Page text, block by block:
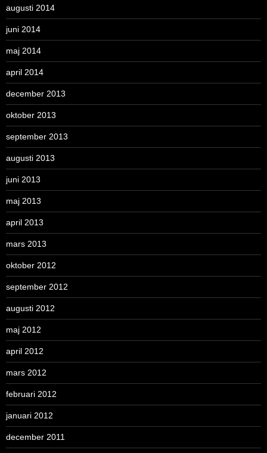
augusti 2014
juni 2014
maj 2014
april 2014
december 2013
oktober 2013
september 2013
augusti 2013
juni 2013
maj 2013
april 2013
mars 2013
oktober 2012
september 2012
augusti 2012
maj 2012
april 2012
mars 2012
februari 2012
januari 2012
december 2011